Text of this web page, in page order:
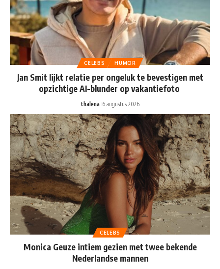
CELEBS HUMOR
Jan Smit lijkt relatie per ongeluk te bevestigen met
opzichtige AI-blunder op vakantiefoto
thalena 6 augustus 2026
CELEBS
Monica Geuze intiem gezien met twee bekende
Nederlandse mannen